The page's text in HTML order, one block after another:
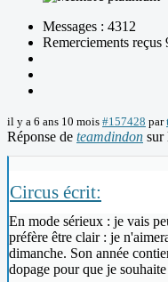
Messages : 4312
Remerciements reçus
il y a 6 ans 10 mois #157428 par
Réponse de teamdindon sur
Circus écrit:
En mode sérieux : je vais
préfère être clair : je
dimanche. Son année
dopage pour que je